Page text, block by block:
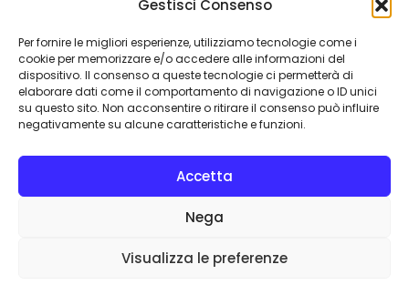
Gestisci Consenso
Per fornire le migliori esperienze, utilizziamo tecnologie come i
cookie per memorizzare e/o accedere alle informazioni del
dispositivo. Il consenso a queste tecnologie ci permetterà di
elaborare dati come il comportamento di navigazione o ID unici
su questo sito. Non acconsentire o ritirare il consenso può influire
negativamente su alcune caratteristiche e funzioni.
Accetta
Nega
Visualizza le preferenze
azzurrissimo.it
Il blog di riferimento per i tifosi del Napoli. News, interviste,
pagelle e calciomercato. Testata giornalistica registrata
al Tribunale di Napoli (n. 48 dell’08/10/2012). Direttore Luca
Perillo
INFO
Contattaci